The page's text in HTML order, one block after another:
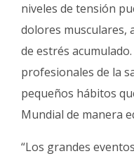
niveles de tensión
dolores musculares,
de estrés
profesionales de la
pequeños hábitos
Mundial de manera
“Los grandes